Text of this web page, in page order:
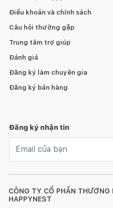
Tránh để đồ quá nóng
gỗ, hãy dùng miếng lót bên dưới.
Sử dụng vải khô để làm
Đối với đồ nội thất làm từ
dùng sáp và xi bóng gỗ để
Đồ nội thất bằng gỗ sẽ có
những tì vết tự nhiên mà
và tính thẩm mỹ của sản phẩm.
CÔNG TY CỔ PHẦN THƯƠNG
HAPPYNEST
Điều khoản và chính sách
Câu hỏi thường gặp
Trung tâm trợ giúp
Đánh giá
Đăng ký làm chuyên gia
Đăng ký bán hàng
Đăng ký nhận tin